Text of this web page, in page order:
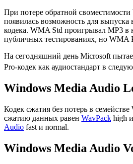
При потере обратной
появилась возможность для выпуска
кодека. WMA Std проигрывал MP3 в
публичных тестированиях, но WMA
На сегодняшний день Microsoft
Pro-кодек как аудиостандарт в
Windows Media Audio
Кодек сжатия без потерь в
сжатию данных равен WavPack high
Audio fast и normal.
Windows Media Audio